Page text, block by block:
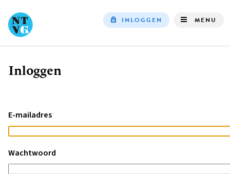
INLOGGEN MENU
Kruimelpad
Inloggen
E-mailadres
Wachtwoord